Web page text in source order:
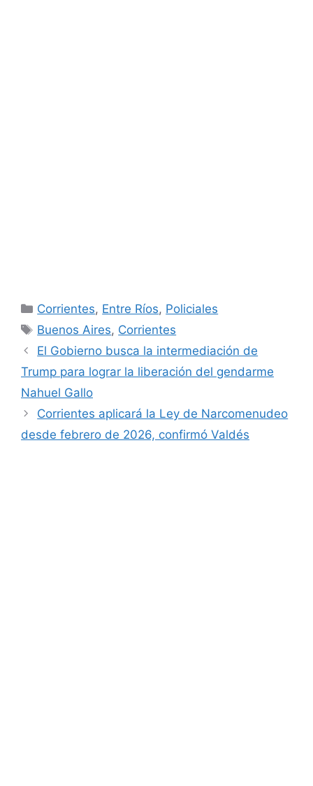
Categorías
Corrientes, Entre Ríos, Policiales
Etiquetas
Buenos Aires, Corrientes
El Gobierno busca la intermediación de
Trump para lograr la liberación del gendarme
Nahuel Gallo
Corrientes aplicará la Ley de Narcomenudeo
desde febrero de 2026, confirmó Valdés